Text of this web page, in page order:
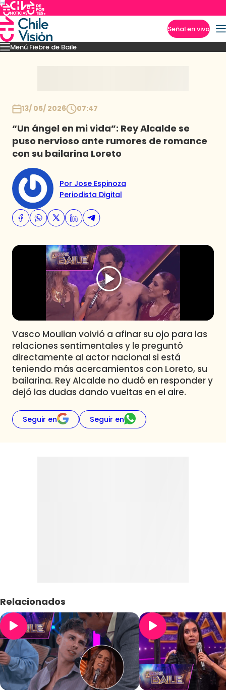
Señal en vivo
Menú Fiebre de Baile
Mejores MomentosPresentacionesEl VAR-After del baile
13/ 05/ 2026 07:47
“Un ángel en mi vida”: Rey Alcalde se
puso nervioso ante rumores de romance
con su bailarina Loreto
Por Jose Espinoza
Periodista Digital
Vasco Moulian volvió a afinar su ojo para las
relaciones sentimentales y le preguntó
directamente al actor nacional si está
teniendo más acercamientos con Loreto, su
bailarina. Rey Alcalde no dudó en responder y
dejó las dudas dando vueltas en el aire.
Seguir en Seguir en
Relacionados
Imperdibles
Club De La Comedia
Contigo en Directo
Plan Perfecto
El Tiempo
Sabingo
Todos Los Programas